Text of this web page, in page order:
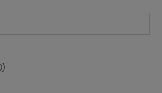
kosztów płatności